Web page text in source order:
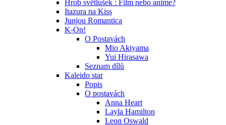
Hrob světlušek : Film nebo anime?
Itazura na Kiss
Junjou Romantica
K-On!
O Postavách
Mio Akiyama
Yui Hirasawa
Seznam dílů
Kaleido star
Popis
O postavách
Anna Heart
Layla Hamilton
Leon Oswald